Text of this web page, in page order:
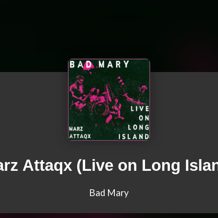
Attaqx (Live on Long
Bad Mary